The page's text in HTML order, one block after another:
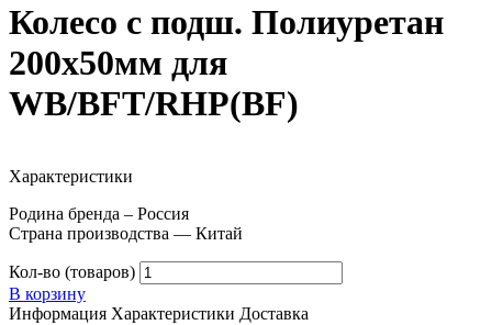
Колесо с подш. Полиуретан
200х50мм для
WB/BFT/RHP(BF)
Характеристики
Родина бренда – Россия
Страна производства — Китай
Кол-во (товаров)
В корзину
Информация Характеристики Доставка